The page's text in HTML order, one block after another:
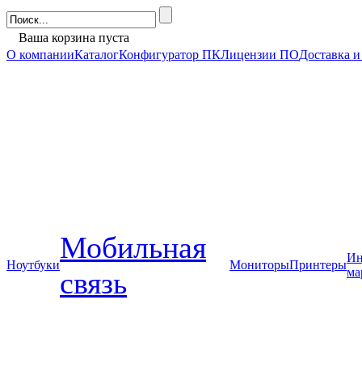
Ваша корзина пуста
О компанииКаталогКонфигуратор ПКЛицензии ПОДоставка
Ноутбуки
Мобильная
связь
МониторыПринтеры